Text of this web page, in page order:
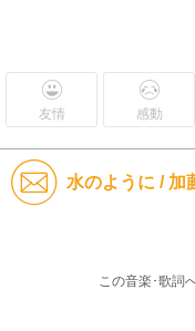
友情 感動
水のように / 加
この音楽･歌詞